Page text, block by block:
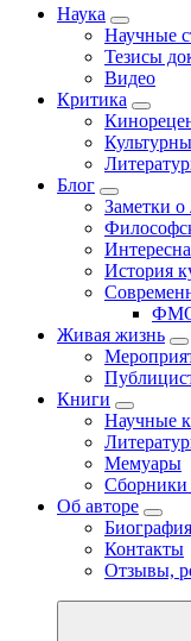
Наука
Научные
Тезисы
Видео
Критика
Блог
Заметки о
История
Живая жизнь
Книги
Научные
Мемуары
Об авторе
Биография
Контакты
Отзывы,